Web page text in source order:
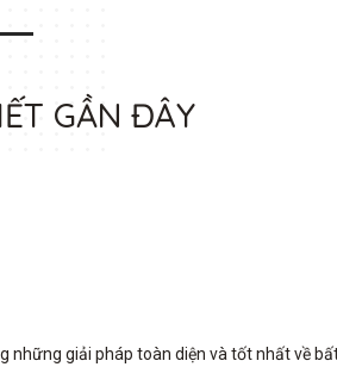
GẦN ĐÂY
những giải pháp toàn diện và tốt nhất về